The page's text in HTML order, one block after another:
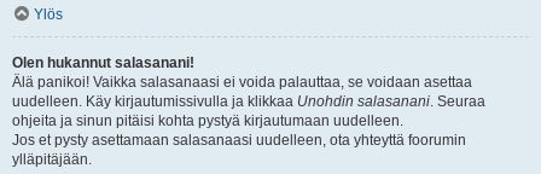
Ylös
Olen hukannut salasanani!
Älä panikoi! Vaikka salasanaasi ei voida palauttaa, se voidaan asettaa
uudelleen. Käy kirjautumissivulla ja klikkaa Unohdin salasanani. Seuraa
ohjeita ja sinun pitäisi kohta pystyä kirjautumaan uudelleen.
Jos et pysty asettamaan salasanaasi uudelleen, ota yhteyttä foorumin
ylläpitäjään.